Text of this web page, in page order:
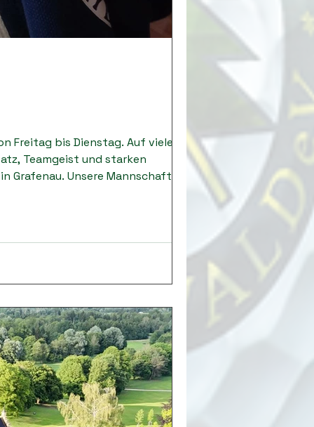
Freitag bis Dienstag. Auf vielen
Teamgeist und starken
Grafenau. Unsere Mannschaft